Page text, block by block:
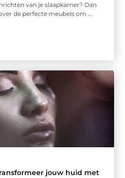
van je slaapkamer? Dan
de perfecte meubels om ...
jouw huid met